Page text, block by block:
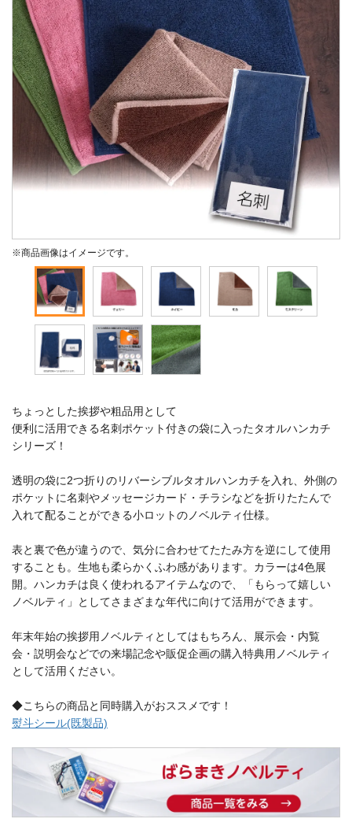
※商品画像はイメージです。
ちょっとした挨拶や粗品用として
便利に活用できる名刺ポケット付きの袋に入ったタオルハンカチ
シリーズ！
透明の袋に2つ折りのリバーシブルタオルハンカチを入れ、外側の
ポケットに名刺やメッセージカード・チラシなどを折りたたんで
入れて配ることができる小ロットのノベルティ仕様。
表と裏で色が違うので、気分に合わせてたたみ方を逆にして使用
することも。生地も柔らかくふわ感があります。カラーは4色展
開。ハンカチは良く使われるアイテムなので、「もらって嬉しい
ノベルティ」としてさまざまな年代に向けて活用ができます。
年末年始の挨拶用ノベルティとしてはもちろん、展示会・内覧
会・説明会などでの来場記念や販促企画の購入特典用ノベルティ
として活用ください。
◆こちらの商品と同時購入がおススメです！
熨斗シール(既製品)